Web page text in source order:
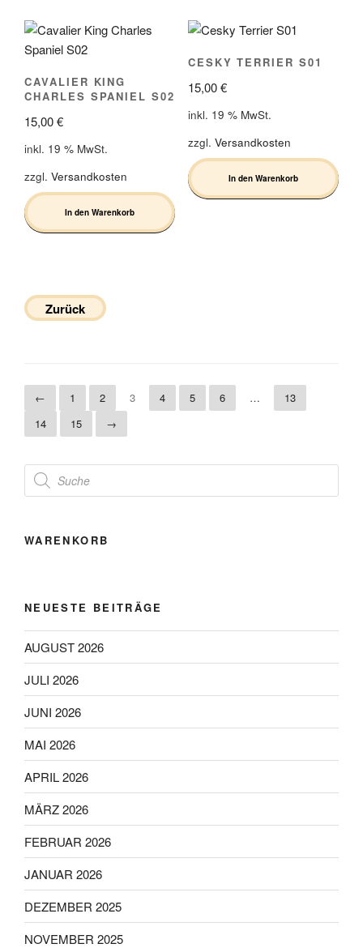
CAVALIER KING
CHARLES SPANIEL S02
15,00€
inkl. 19 % MwSt.
zzgl. Versandkosten
In den Warenkorb
CESKY TERRIER S01
15,00€
inkl. 19 % MwSt.
zzgl. Versandkosten
In den Warenkorb
Zurück
← 1 2 3 4 5 6 …
13
14
15 →
Products
search
WARENKORB
NEUESTE BEITRÄGE
AUGUST 2026
JULI 2026
JUNI 2026
MAI 2026
APRIL 2026
MÄRZ 2026
FEBRUAR 2026
JANUAR 2026
DEZEMBER 2025
NOVEMBER 2025